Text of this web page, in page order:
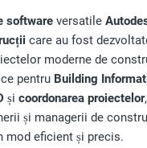
software versatile
care au fost
moderne de
pentru Building
și coordonarea proiectelor
și managerii de
mod eficient și precis.